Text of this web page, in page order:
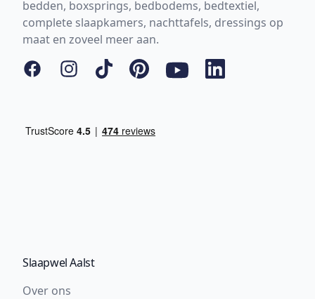
bedden, boxsprings, bedbodems, bedtextiel,
complete slaapkamers, nachttafels, dressings op
maat en zoveel meer aan.
FacebookInstagram
Tiktok PinterestYouTubeLinkedIn
Slaapwel Aalst
Over ons